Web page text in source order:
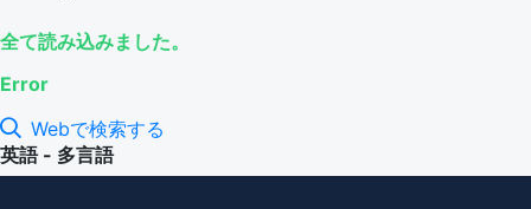
全て読み込みました。
Error
Webで検索する
英語 - 多言語